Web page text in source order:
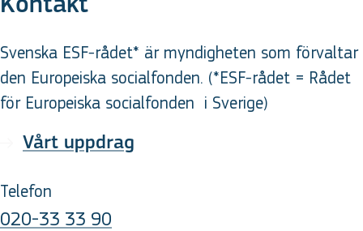
Kontakt
Svenska ESF-rådet* är myndigheten som förvaltar
den Europeiska socialfonden. (*ESF-rådet = Rådet
för Europeiska socialfonden i Sverige)
Vårt uppdrag
Telefon
020-33 33 90